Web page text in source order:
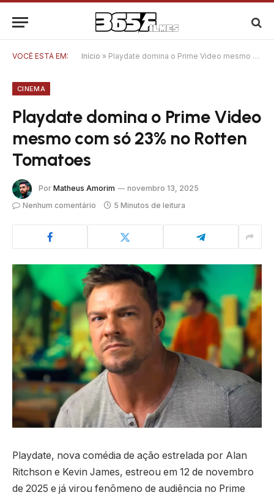
VOCÊ ESTÁ EM: Início » Playdate domina o Prime Video mesmo com só 23% no Rotten Tomatoes
CINEMA
Playdate domina o Prime Video
mesmo com só 23% no Rotten
Tomatoes
Por Matheus Amorim
novembro 13, 2025
Nenhum comentário
5 Minutos de leitura
Playdate, nova comédia de ação estrelada por Alan
Ritchson e Kevin James, estreou em 12 de novembro
de 2025 e já virou fenômeno de audiência no Prime